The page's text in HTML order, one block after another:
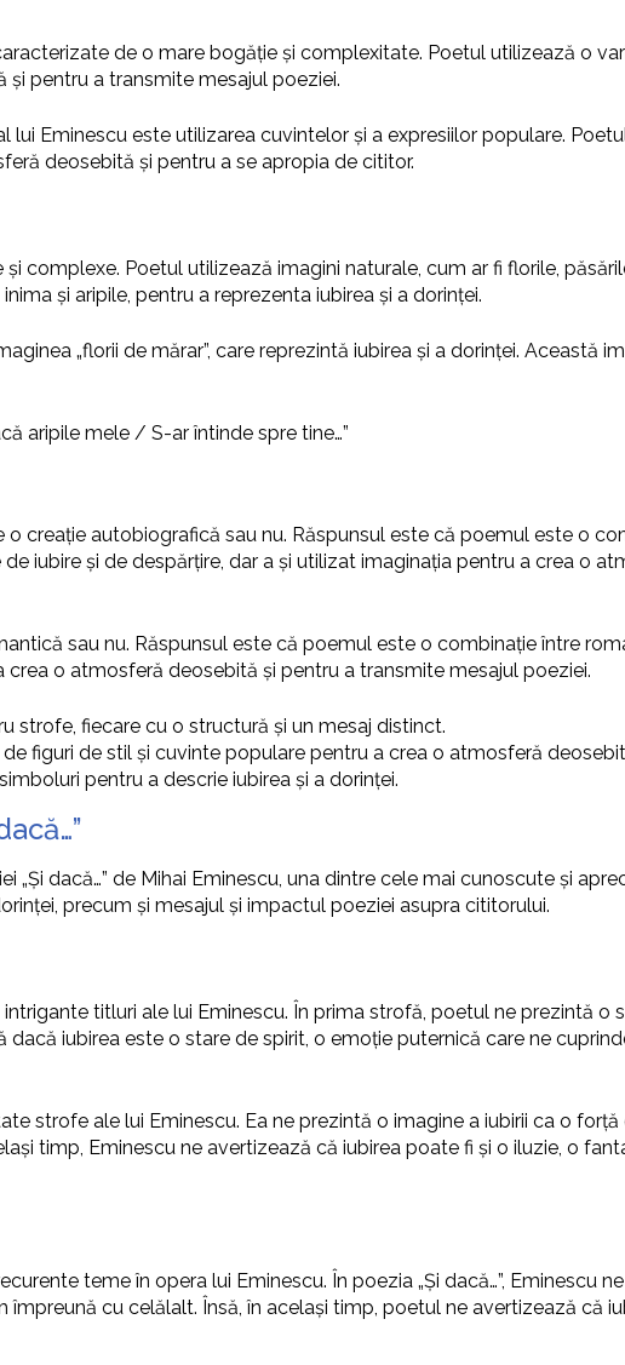
de o mare bogăție și complexitate. Poetul utilizează o
pentru a transmite mesajul poeziei.
Eminescu este utilizarea cuvintelor și a expresiilor populare.
deosebită și pentru a se apropia de cititor.
complexe. Poetul utilizează imagini naturale, cum ar fi florile,
și aripile, pentru a reprezenta iubirea și a dorinței.
„florii de mărar”, care reprezintă iubirea și a dorinței. Această
aripile mele / S-ar întinde spre tine…”
creație autobiografică sau nu. Răspunsul este că poemul este o
iubire și de despărțire, dar a și utilizat imaginația pentru a crea o
sau nu. Răspunsul este că poemul este o combinație între
o atmosferă deosebită și pentru a transmite mesajul poeziei.
strofe, fiecare cu o structură și un mesaj distinct.
figuri de stil și cuvinte populare pentru a crea o atmosferă
pentru a descrie iubirea și a dorinței.
„Și dacă…” de Mihai Eminescu, una dintre cele mai cunoscute și
precum și mesajul și impactul poeziei asupra cititorului.
titluri ale lui Eminescu. În prima strofă, poetul ne prezintă o
iubirea este o stare de spirit, o emoție puternică care ne
strofe ale lui Eminescu. Ea ne prezintă o imagine a iubirii ca o
timp, Eminescu ne avertizează că iubirea poate fi și o iluzie, o
teme în opera lui Eminescu. În poezia „Și dacă…”, Eminescu
împreună cu celălalt. Însă, în același timp, poetul ne avertizează că